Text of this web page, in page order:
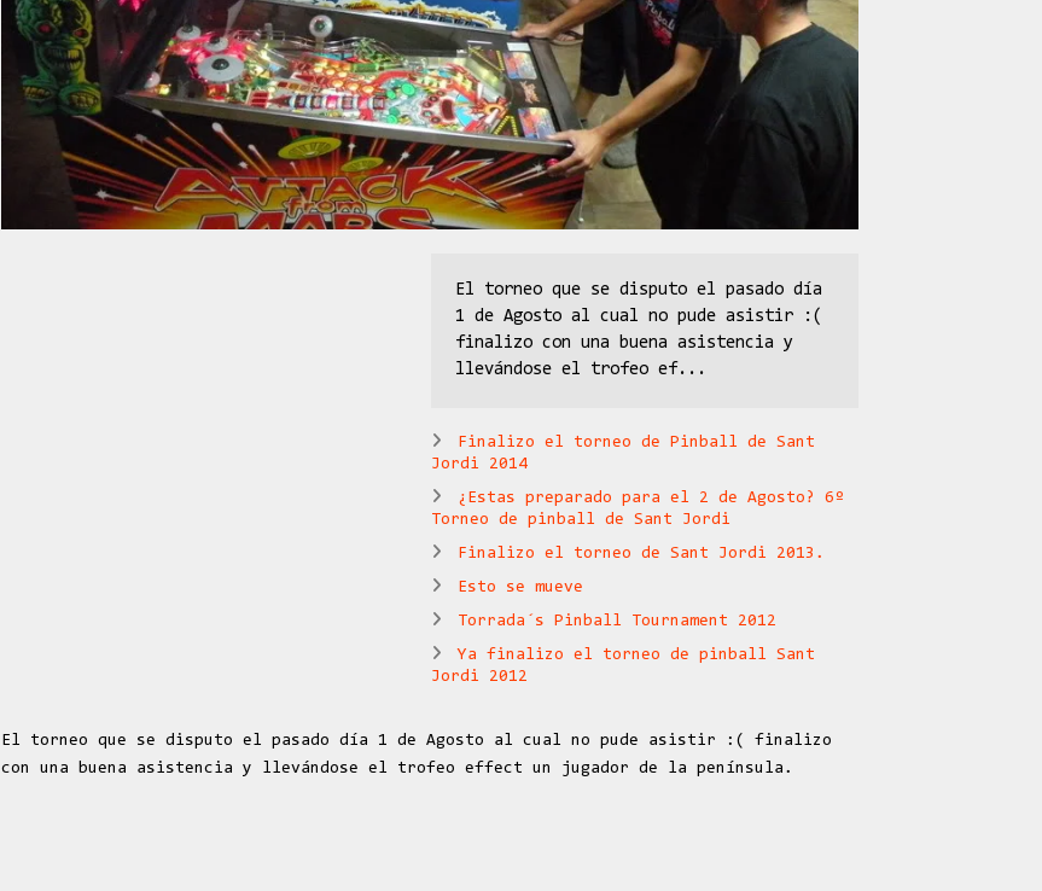
El torneo que se disputo el pasado día
1 de Agosto al cual no pude asistir :(
finalizo con una buena asistencia y
llevándose el trofeo ef...
Finalizo el torneo de Pinball de Sant
Jordi 2014
¿Estas preparado para el 2 de Agosto? 6º
Torneo de pinball de Sant Jordi
Finalizo el torneo de Sant Jordi 2013.
Esto se mueve
Torrada´s Pinball Tournament 2012
Ya finalizo el torneo de pinball Sant
Jordi 2012
El torneo que se disputo el pasado día 1 de Agosto al cual no pude asistir :( finalizo
con una buena asistencia y llevándose el trofeo effect un jugador de la península.